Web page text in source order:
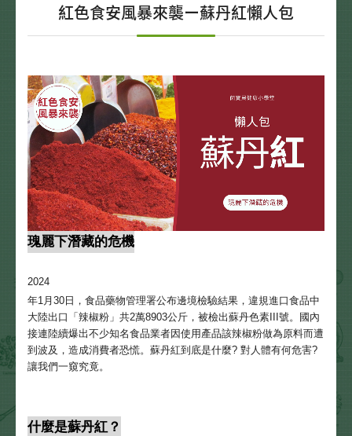
紅色食安風暴來襲ー蘇丹紅懶人包
瑰麗下潛藏的危機
2024
年1月30日，食品藥物管理署公布邊境檢驗結果，違規進口食品中
大陸出口「辣椒粉」共2萬8903公斤，被檢出蘇丹色素III號。國內
接連陸續爆出不少知名食品業者因使用產品該辣椒粉做為原料而遭
到波及，造成消費者恐慌。蘇丹紅到底是什麼? 對人體有何危害?
讓我們一窺究竟。
什麼是蘇丹紅？